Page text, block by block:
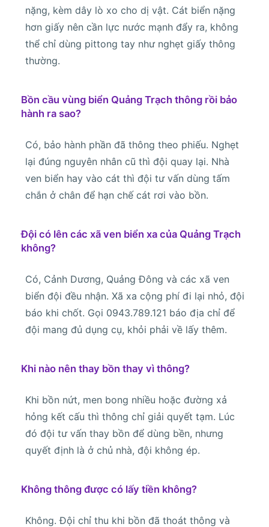
nặng, kèm dây lò xo cho dị vật. Cát biển nặng
hơn giấy nên cần lực nước mạnh đẩy ra, không
thể chỉ dùng pittong tay như nghẹt giấy thông
thường.
Bồn cầu vùng biển Quảng Trạch thông rồi bảo
hành ra sao?
Có, bảo hành phần đã thông theo phiếu. Nghẹt
lại đúng nguyên nhân cũ thì đội quay lại. Nhà
ven biển hay vào cát thì đội tư vấn dùng tấm
chắn ở chân để hạn chế cát rơi vào bồn.
Đội có lên các xã ven biển xa của Quảng Trạch
không?
Có, Cảnh Dương, Quảng Đông và các xã ven
biển đội đều nhận. Xã xa cộng phí đi lại nhỏ, đội
báo khi chốt. Gọi 0943.789.121 báo địa chỉ để
đội mang đủ dụng cụ, khỏi phải về lấy thêm.
Khi nào nên thay bồn thay vì thông?
Khi bồn nứt, men bong nhiều hoặc đường xả
hỏng kết cấu thì thông chỉ giải quyết tạm. Lúc
đó đội tư vấn thay bồn để dùng bền, nhưng
quyết định là ở chủ nhà, đội không ép.
Không thông được có lấy tiền không?
Không. Đội chỉ thu khi bồn đã thoát thông và